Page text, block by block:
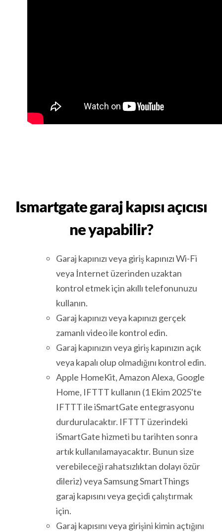
Ismartgate garaj kapısı açıcısı
ne yapabilir?
Garaj kapınızı veya giriş kapınızı Wi-Fi
veya İnternet üzerinden uzaktan
kontrol etmek için akıllı telefonunuzu
kullanın.
Garaj kapınızı veya kapınızı gerçek
zamanlı video ile kontrol edin.
Garaj kapınızın veya giriş kapınızın açık
veya kapalı olup olmadığını kontrol edin.
Apple HomeKit, Amazon Alexa, Google
Home, IFTTT kullanın (1 Ekim 2025'te
IFTTT ile iSmartGate entegrasyonu
durdurulacaktır. IFTTT üzerindeki
iSmartGate hizmeti bu tarihten sonra
artık kullanılamayacaktır. Bunun size
verebileceği rahatsızlıktan dolayı özür
dileriz) veya Samsung SmartThings
garaj kapısını veya geçidi çalıştırmak
için.
Garaj kapısını veya girişini kimin açtığını